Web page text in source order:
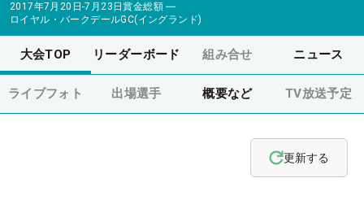
2017年7月20日-7月23日賞金総額 ―
ロイヤル・バークデールGC(イングランド)
大会TOP リーダーボード 組み合せ ニュース
ライブフォト 出場選手 概要など TV放送予定
更新する